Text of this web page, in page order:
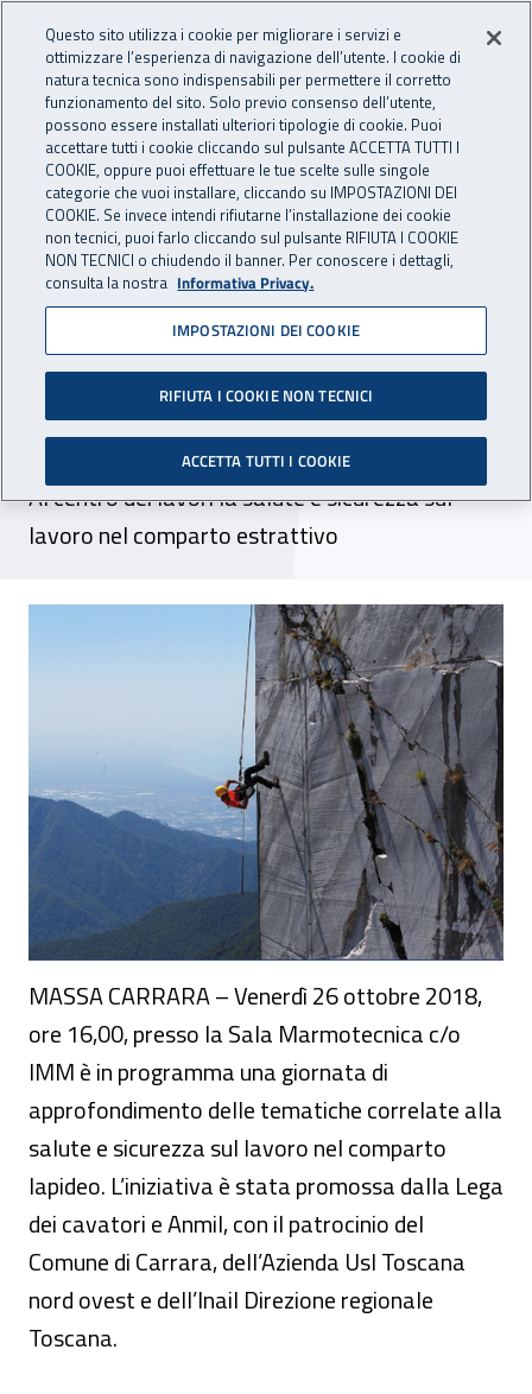
INAIL - Istituto Nazionale
Apri cerca
Navigazione principale
Navigazione - Ti trovi in:
Home Inail comunica News
24 ottobre 2018
A Carrara un convegno su
ruoli e responsabilità in
cava
Al centro dei lavori la salute e sicurezza sul
lavoro nel comparto estrattivo
A Carrara un convegno su ruoli e
MASSA CARRARA – Venerdì 26 ottobre 2018,
ore 16,00, presso la Sala Marmotecnica c/o
IMM è in programma una giornata di
approfondimento delle tematiche correlate alla
salute e sicurezza sul lavoro nel comparto
lapideo. L’iniziativa è stata promossa dalla Lega
dei cavatori e Anmil, con il patrocinio del
Comune di Carrara, dell’Azienda Usl Toscana
nord ovest e dell’Inail Direzione regionale
Toscana.
Questo sito utilizza i cookie per migliorare i servizi e
ottimizzare l’esperienza di navigazione dell’utente. I cookie di
natura tecnica sono indispensabili per permettere il corretto
funzionamento del sito. Solo previo consenso dell’utente,
possono essere installati ulteriori tipologie di cookie. Puoi
accettare tutti i cookie cliccando sul pulsante ACCETTA TUTTI I
COOKIE, oppure puoi effettuare le tue scelte sulle singole
categorie che vuoi installare, cliccando su IMPOSTAZIONI DEI
COOKIE. Se invece intendi rifiutarne l’installazione dei cookie
non tecnici, puoi farlo cliccando sul pulsante RIFIUTA I COOKIE
NON TECNICI o chiudendo il banner. Per conoscere i dettagli,
consulta la nostra Informativa Privacy.
IMPOSTAZIONI DEI COOKIE
RIFIUTA I COOKIE NON TECNICI
ACCETTA TUTTI I COOKIE